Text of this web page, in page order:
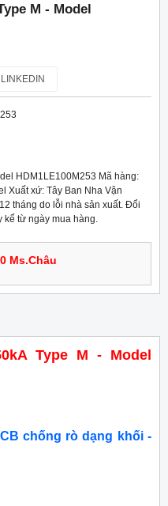
M - Model
LINKEDIN
HDM1LE100M253 Mã hàng:
Xuất xứ: Tây Ban Nha Vận
tháng do lỗi nhà sản xuất. Đổi
kể từ ngày mua hàng.
Ms.Châu
Type M - Model
chống rò dạng khối -